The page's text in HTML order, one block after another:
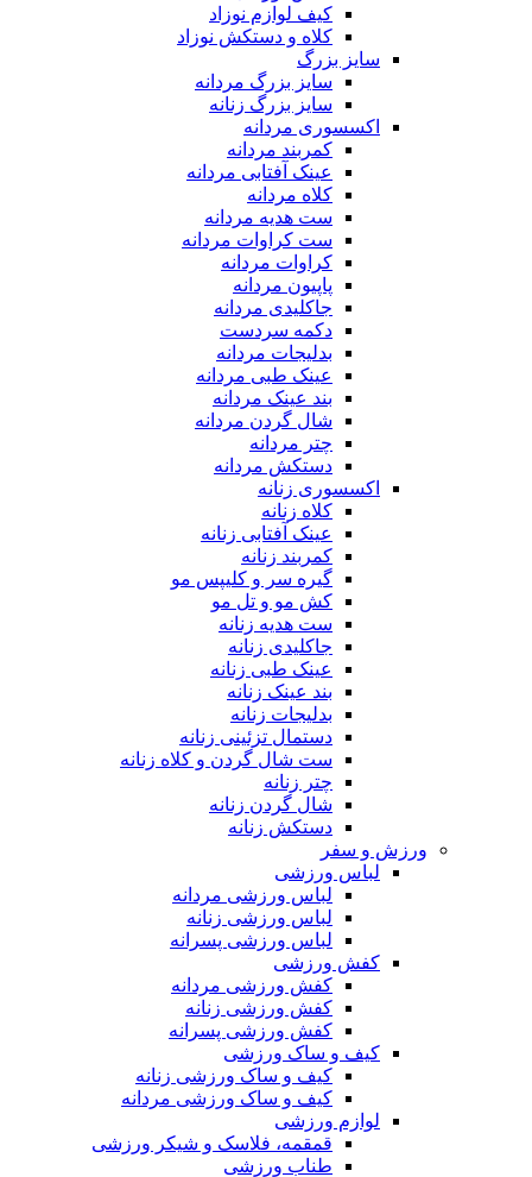
کیف لوازم نوزاد
کلاه و دستکش نوزاد
سایز بزرگ
سایز بزرگ مردانه
سایز بزرگ زنانه
اکسسوری مردانه
کمربند مردانه
عینک آفتابی مردانه
کلاه مردانه
ست هدیه مردانه
ست کراوات مردانه
کراوات مردانه
پاپیون مردانه
جاکلیدی مردانه
دکمه سردست
بدلیجات مردانه
عینک طبی مردانه
بند عینک مردانه
شال گردن مردانه
چتر مردانه
دستکش مردانه
اکسسوری زنانه
کلاه زنانه
عینک آفتابی زنانه
کمربند زنانه
گیره سر و کلیپس مو
کش مو و تل مو
ست هدیه زنانه
جاکلیدی زنانه
عینک طبی زنانه
بند عینک زنانه
بدلیجات زنانه
دستمال تزئینی زنانه
ست شال گردن و کلاه زنانه
چتر زنانه
شال گردن زنانه
دستکش زنانه
ورزش و سفر
لباس ورزشی
لباس ورزشی مردانه
لباس ورزشی زنانه
لباس ورزشی پسرانه
کفش ورزشی
کفش ورزشی مردانه
کفش ورزشی زنانه
کفش ورزشی پسرانه
کیف و ساک ورزشی
کیف و ساک ورزشی زنانه
کیف و ساک ورزشی مردانه
لوازم ورزشی
قمقمه، فلاسک و شیکر ورزشی
طناب ورزشی